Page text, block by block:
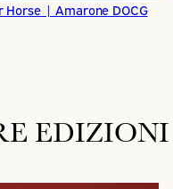
Horse | Amarone DOCG
EDIZIONI